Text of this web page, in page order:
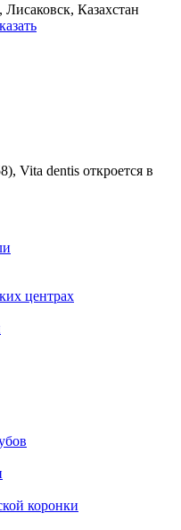
Казахстан
Vita dentis откроется в
центрах
коронки